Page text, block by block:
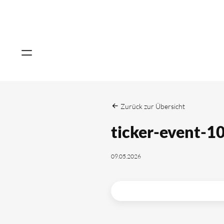
Zurück zur Übersicht
ticker-event-
09.05.2026